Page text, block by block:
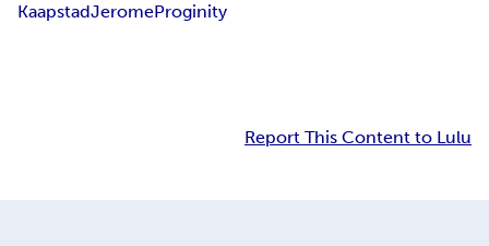
KaapstadJeromeProginity
Report This Content to Lulu